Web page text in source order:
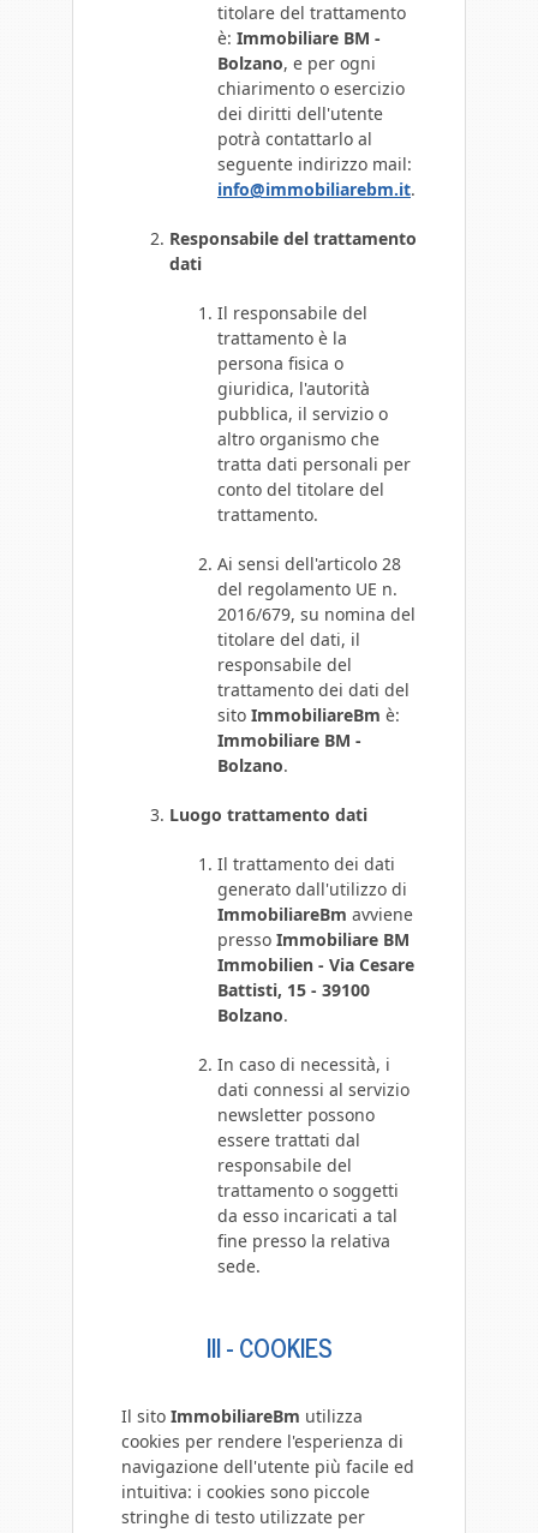
titolare del trattamento
è: Immobiliare BM -
Bolzano, e per ogni
chiarimento o esercizio
dei diritti dell'utente
potrà contattarlo al
seguente indirizzo mail:
info@immobiliarebm.it.
Responsabile del trattamento
dati
Il responsabile del
trattamento è la
persona fisica o
giuridica, l'autorità
pubblica, il servizio o
altro organismo che
tratta dati personali per
conto del titolare del
trattamento.
Ai sensi dell'articolo 28
del regolamento UE n.
2016/679, su nomina del
titolare del dati, il
responsabile del
trattamento dei dati del
sito ImmobiliareBm è:
Immobiliare BM -
Bolzano.
Luogo trattamento dati
Il trattamento dei dati
generato dall'utilizzo di
ImmobiliareBm avviene
presso Immobiliare BM
Immobilien - Via Cesare
Battisti, 15 - 39100
Bolzano.
In caso di necessità, i
dati connessi al servizio
newsletter possono
essere trattati dal
responsabile del
trattamento o soggetti
da esso incaricati a tal
fine presso la relativa
sede.
III - COOKIES
Il sito ImmobiliareBm utilizza
cookies per rendere l'esperienza di
navigazione dell'utente più facile ed
intuitiva: i cookies sono piccole
stringhe di testo utilizzate per